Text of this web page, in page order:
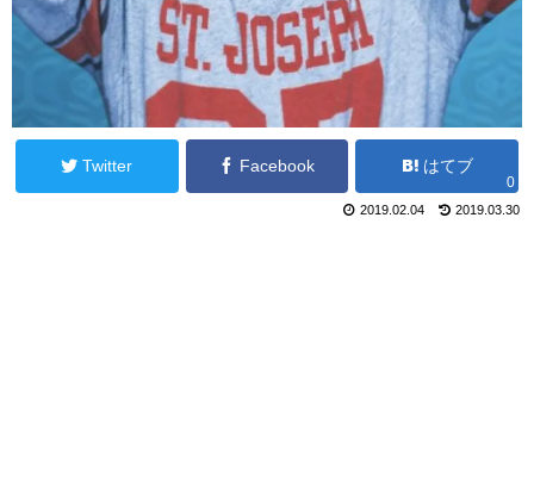
Twitter Facebook はてブ
0
2019.03.30
2019.02.04